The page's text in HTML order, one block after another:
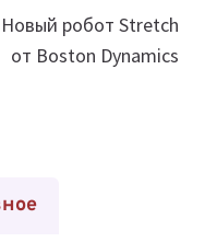
Новый робот Stretch
от Boston Dynamics